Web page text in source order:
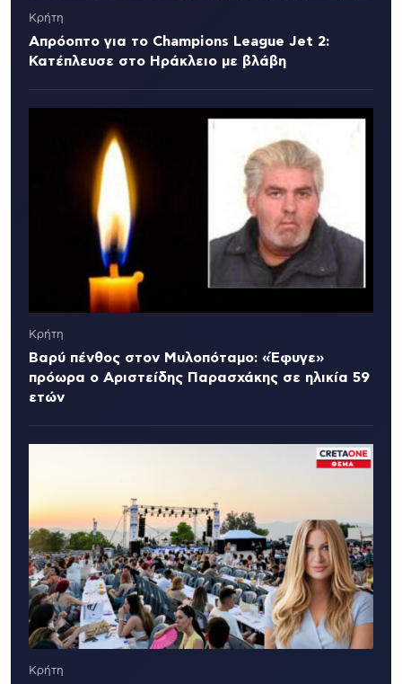
Κρήτη
Απρόοπτο για το Champions League Jet 2:
Κατέπλευσε στο Ηράκλειο με βλάβη
Κρήτη
Βαρύ πένθος στον Μυλοπόταμο: «Έφυγε»
πρόωρα ο Αριστείδης Παρασχάκης σε ηλικία 59
ετών
Κρήτη